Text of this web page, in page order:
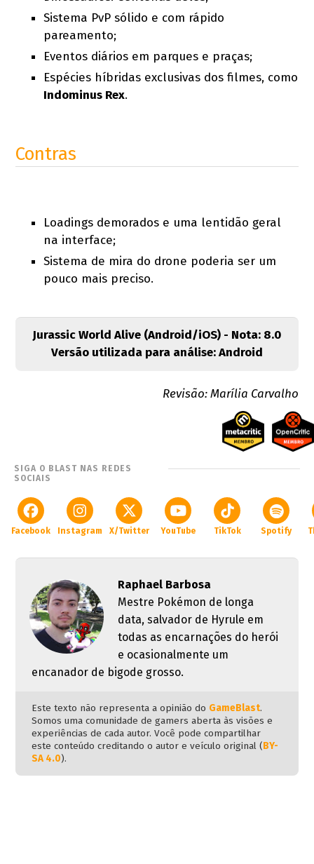
Sistema PvP sólido e com rápido
pareamento;
Eventos diários em parques e praças;
Espécies híbridas exclusivas dos filmes, como
Indominus Rex.
Contras
Loadings demorados e uma lentidão geral
na interface;
Sistema de mira do drone poderia ser um
pouco mais preciso.
Jurassic World Alive (Android/iOS) - Nota: 8.0
Versão utilizada para análise: Android
Revisão: Marília Carvalho
SIGA O BLAST NAS REDES
SOCIAIS
Facebook Instagram X/Twitter YouTube TikTok Spotify
Raphael Barbosa
Mestre Pokémon de longa
data, salvador de Hyrule em
todas as encarnações do herói
e ocasionalmente um
encanador de bigode grosso.
Este texto não representa a opinião do GameBlast.
Somos uma comunidade de gamers aberta às visões e
experiências de cada autor. Você pode compartilhar
este conteúdo creditando o autor e veículo original (BY-
SA 4.0).